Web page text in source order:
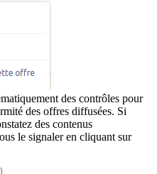
des contrôles pour
des offres diffusées. Si
des contenus
le signaler en cliquant sur